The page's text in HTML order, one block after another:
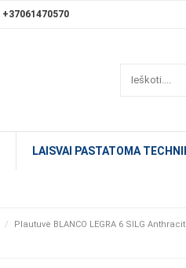
+37061470570
LAISVAI PASTATOMA
Plautuvė BLANCO LEGRA 6 SILG